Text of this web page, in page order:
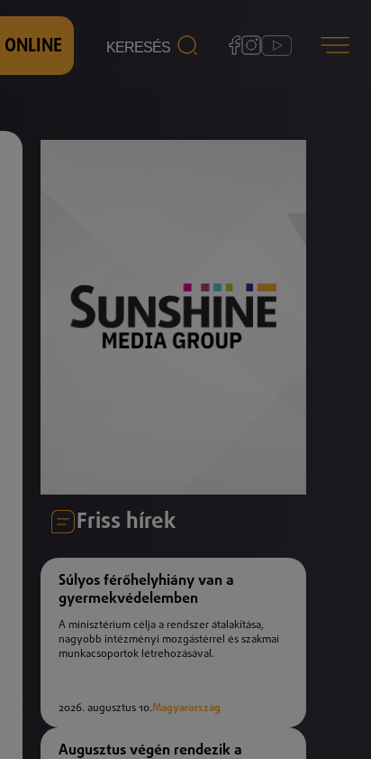
ONLINE
Friss hírek
Súlyos férőhelyhiány van a
gyermekvédelemben
A minisztérium célja a rendszer átalakítása,
nagyobb intézményi mozgástérrel és szakmai
munkacsoportok létrehozásával.
2026. augusztus 10.Magyarország
Augusztus végén rendezik a